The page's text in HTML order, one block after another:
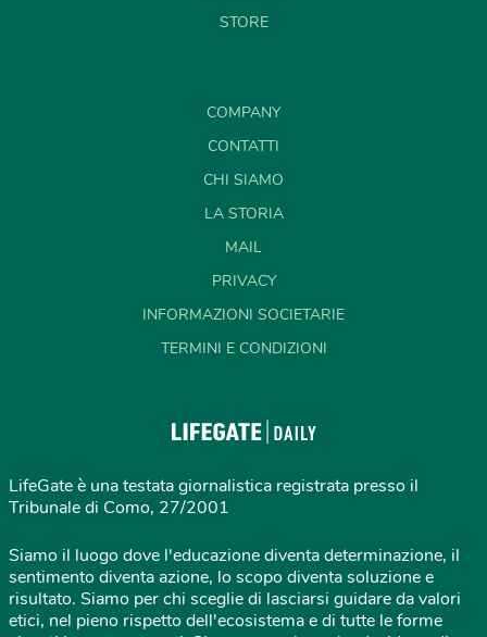
STORE
COMPANY
CONTATTI
CHI SIAMO
LA STORIA
MAIL
PRIVACY
INFORMAZIONI SOCIETARIE
TERMINI E CONDIZIONI
LifeGate è una testata giornalistica registrata presso il
Tribunale di Como, 27/2001
Siamo il luogo dove l'educazione diventa determinazione, il
sentimento diventa azione, lo scopo diventa soluzione e
risultato. Siamo per chi sceglie di lasciarsi guidare da valori
etici, nel pieno rispetto dell'ecosistema e di tutte le forme